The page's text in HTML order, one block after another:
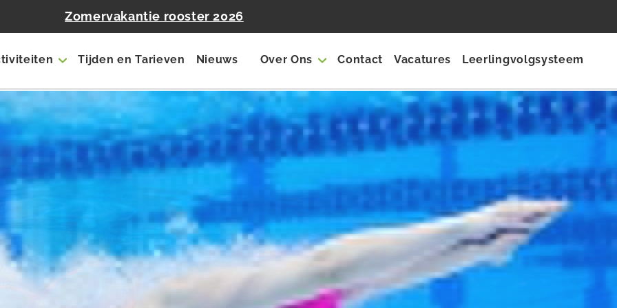
Zomervakantie rooster 2026
Tijden en Tarieven Nieuws Over Ons Contact Vacatures Leerlingvolgsysteem